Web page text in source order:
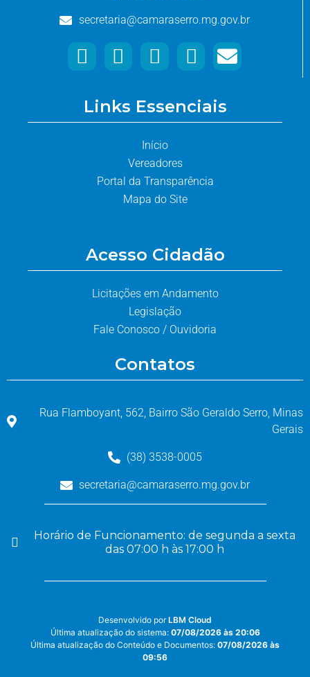
secretaria@camaraserro.mg.gov.br
Links Essenciais
Início
Vereadores
Portal da Transparência
Mapa do Site
Acesso Cidadão
Licitações em Andamento
Legislação
Fale Conosco / Ouvidoria
Contatos
Rua Flamboyant, 562, Bairro São Geraldo Serro, Minas
Gerais
(38) 3538-0005
secretaria@camaraserro.mg.gov.br
Horário de Funcionamento: de segunda a sexta
das 07:00 h às 17:00 h
Desenvolvido porLBM Cloud
Última atualização do sistema: 07/08/2026 às 20:06
Última atualização do Conteúdo e Documentos: 07/08/2026 às
09:56